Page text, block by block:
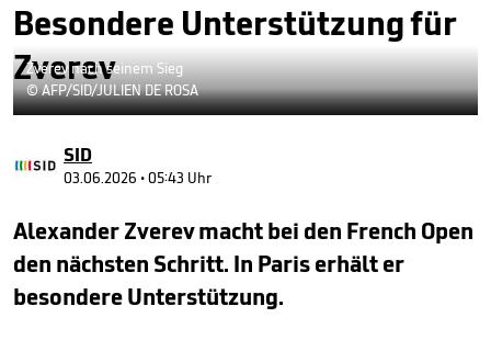
Besondere Unterstützung für
Zverev
Zverev nach seinem Sieg
© AFP/SID/JULIEN DE ROSA
SID
03.06.2026 • 05:43 Uhr
Alexander Zverev macht bei den French Open
den nächsten Schritt. In Paris erhält er
besondere Unterstützung.